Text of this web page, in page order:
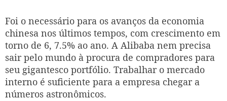
Foi o necessário para os avanços da economia
chinesa nos últimos tempos, com crescimento em
torno de 6, 7.5% ao ano. A Alibaba nem precisa
sair pelo mundo à procura de compradores para
seu gigantesco portfólio. Trabalhar o mercado
interno é suficiente para a empresa chegar a
números astronômicos.